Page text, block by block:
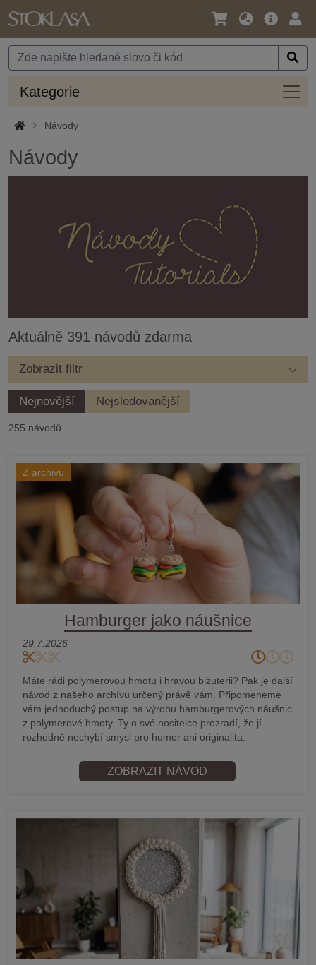
Jazyk
Měna
Hlavní
Kategorie
Návody
Návody
Aktuálně 391 návodů zdarma
Zobrazit filtr
Nejnovější Nejsledovanější
255 návodů
Z archivu
Hamburger jako náušnice
29.7.2026
Máte rádi polymerovou hmotu i hravou bižuterii? Pak je další
návod z našeho archívu určený právě vám. Připomeneme
vám jednoduchý postup na výrobu hamburgerových náušnic
z polymerové hmoty. Ty o své nositelce prozradí, že jí
rozhodně nechybí smysl pro humor ani originalita.
ZOBRAZIT NÁVOD